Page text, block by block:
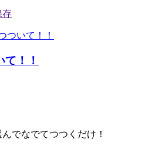
！！
でなでてつつくだけ！